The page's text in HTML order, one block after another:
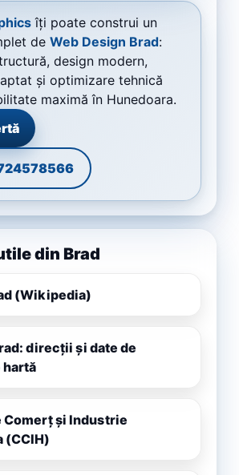
îți poate construi un
de Web Design Brad:
design modern,
și optimizare tehnică
maximă în Hunedoara.
din Brad
(Wikipedia)
direcții și date de
Comerț și Industrie
(CCIH)